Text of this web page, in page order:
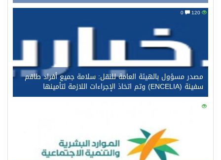
مصدر مسؤول بالهيئة العامة للنقل: سلامة جميع أفراد طاقم
سفينة (ENCELIA) وتم اتخاذ الإجراءات اللازمة لتأمينها
107